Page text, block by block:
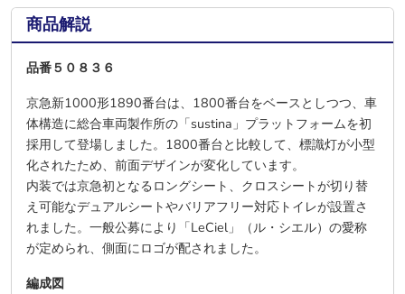
商品解説
品番５０８３６
京急新1000形1890番台は、1800番台をベースとしつつ、車
体構造に総合車両製作所の「sustina」プラットフォームを初
採用して登場しました。1800番台と比較して、標識灯が小型
化されたため、前面デザインが変化しています。
内装では京急初となるロングシート、クロスシートが切り替
え可能なデュアルシートやバリアフリー対応トイレが設置さ
れました。一般公募により「LeCiel」（ル・シエル）の愛称
が定められ、側面にロゴが配されました。
編成図